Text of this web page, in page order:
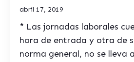
abril 17, 2019
* Las jornadas laborales
hora de entrada y otra de
norma general, no se lleva